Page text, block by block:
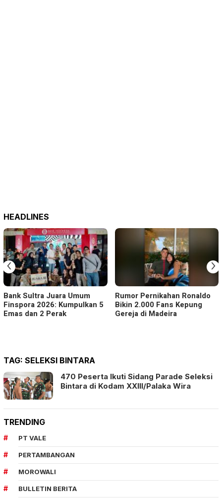
HEADLINES
Bank Sultra Juara Umum
Finspora 2026: Kumpulkan 5
Emas dan 2 Perak
Rumor Pernikahan Ronaldo
Bikin 2.000 Fans Kepung
Gereja di Madeira
‹ ›
TAG: SELEKSI BINTARA
470 Peserta Ikuti Sidang Parade Seleksi
Bintara di Kodam XXIII/Palaka Wira
TRENDING
PT VALE
PERTAMBANGAN
MOROWALI
BULLETIN BERITA